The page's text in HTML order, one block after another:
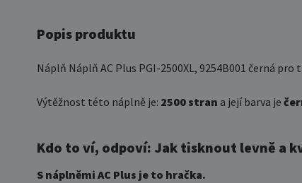
Popis produktu
Náplň Náplň AC Plus PGI-2500XL, 9254B001 černá
Výtěžnost této náplně je: 2500 stran a její barva je
Kdo to ví, odpoví: Jak tisknout levně a
S náplněmi AC Plus je to hračka.